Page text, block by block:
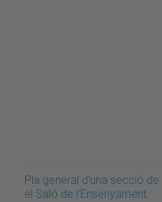
Pla general d'una secció
el Saló de l'Ensenyament